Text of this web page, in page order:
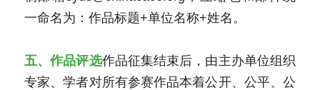
一命名为：作品标题+单位名称+姓名。
五、作品评选作品征集结束后，由主办单位组织
专家、学者对所有参赛作品本着公开、公平、公